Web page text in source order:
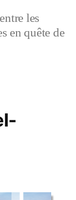
les
en quête de